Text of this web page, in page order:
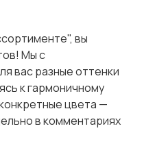
вы
Мы с
вас разные оттенки
к гармоничному
цвета —
в комментариях